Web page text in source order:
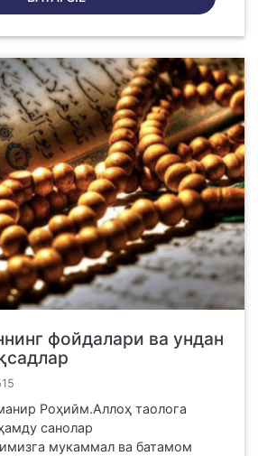
фойдалари ва ундан
Роҳийм.Аллоҳ таолога
санолар
мукаммал ва батамом